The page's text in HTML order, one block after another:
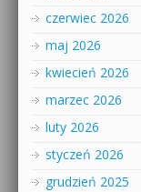
czerwiec 2026
maj 2026
kwiecień 2026
marzec 2026
luty 2026
styczeń 2026
grudzień 2025